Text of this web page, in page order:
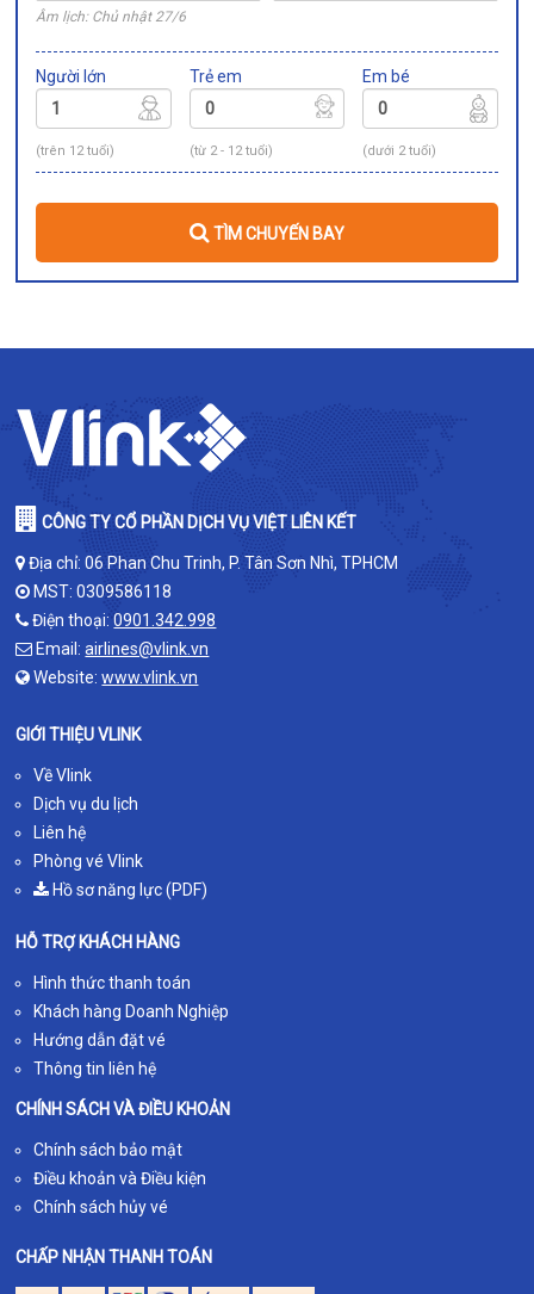
Âm lịch: Chủ nhật 27/6
Người lớn
(trên 12 tuổi)
Trẻ em
(từ 2 - 12 tuổi)
Em bé
(dưới 2 tuổi)
TÌM CHUYẾN BAY
CÔNG TY CỔ PHẦN DỊCH VỤ VIỆT LIÊN KẾT
Địa chỉ: 06 Phan Chu Trinh, P. Tân Sơn Nhì, TPHCM
MST: 0309586118
Điện thoại:0901.342.998
Email:airlines@vlink.vn
Website:www.vlink.vn
GIỚI THIỆU VLINK
Về Vlink
Dịch vụ du lịch
Liên hệ
Phòng vé Vlink
Hồ sơ năng lực (PDF)
HỖ TRỢ KHÁCH HÀNG
Hình thức thanh toán
Khách hàng Doanh Nghiệp
Hướng dẫn đặt vé
Thông tin liên hệ
CHÍNH SÁCH VÀ ĐIỀU KHOẢN
Chính sách bảo mật
Điều khoản và Điều kiện
Chính sách hủy vé
CHẤP NHẬN THANH TOÁN